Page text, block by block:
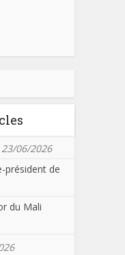
23/06/2026
président de
du Mali